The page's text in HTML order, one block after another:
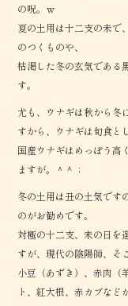
の呪。ｗ
夏の土用は十二支の未で
のつくものや、
枯渇した冬の玄気である
す。
尤も、ウナギは秋から冬
すから、ウナギは旬食と
国産ウナギはめっぽう高
ますが。＾＾；
冬の土用は丑の土気です
のがお勧めです。
対極の十二支、未の日を
すが、現代の陰陽師、そ
小豆（あずき）、赤肉（
ト、紅大根、赤カブなど